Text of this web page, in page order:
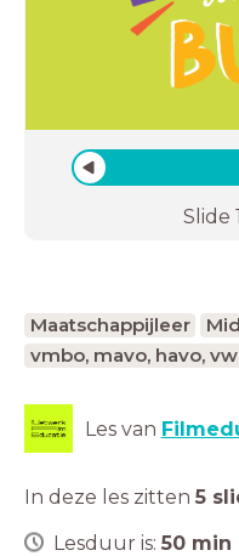
Slide 1
Maatschappijleer
vmbo, mavo, havo,
Les van
In deze les zitten 5
Lesduur is: 50 min